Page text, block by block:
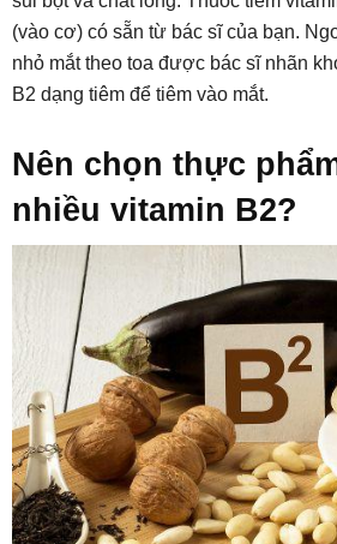
(vào cơ) có sẵn từ bác sĩ của bạn.
nhỏ mắt theo toa được bác sĩ nhãn
B2 dạng tiêm để tiêm vào mắt.
Nên chọn thực
nhiều vitamin B2?